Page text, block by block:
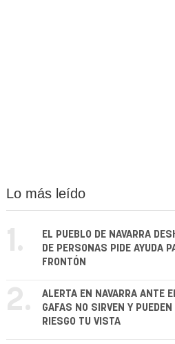
Lo más leído
1.
EL PUEBLO DE NAVARRA
DE PERSONAS PIDE AYUDA
FRONTÓN
2.
ALERTA EN NAVARRA ANTE
GAFAS NO SIRVEN Y
RIESGO TU VISTA